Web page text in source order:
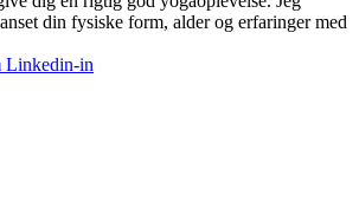
din fysiske form, alder og erfaringer med
Linkedin-in